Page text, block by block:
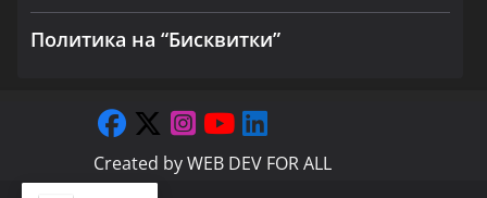
Политика на “Бисквитки”
Created byWEB DEV FOR ALL